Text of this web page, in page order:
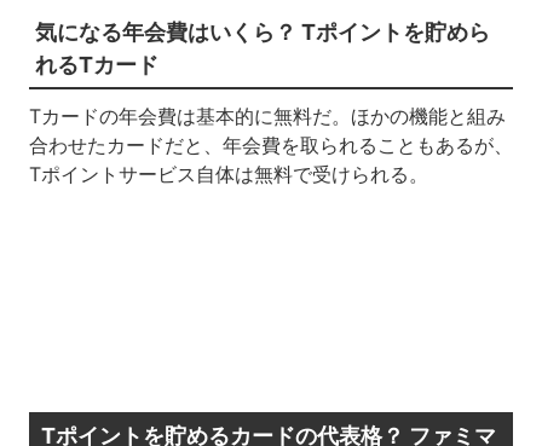
気になる年会費はいくら？ Tポイントを貯めら
れるTカード
Tカードの年会費は基本的に無料だ。ほかの機能と組み
合わせたカードだと、年会費を取られることもあるが、
Tポイントサービス自体は無料で受けられる。
Tポイントを貯めるカードの代表格？ ファミマ